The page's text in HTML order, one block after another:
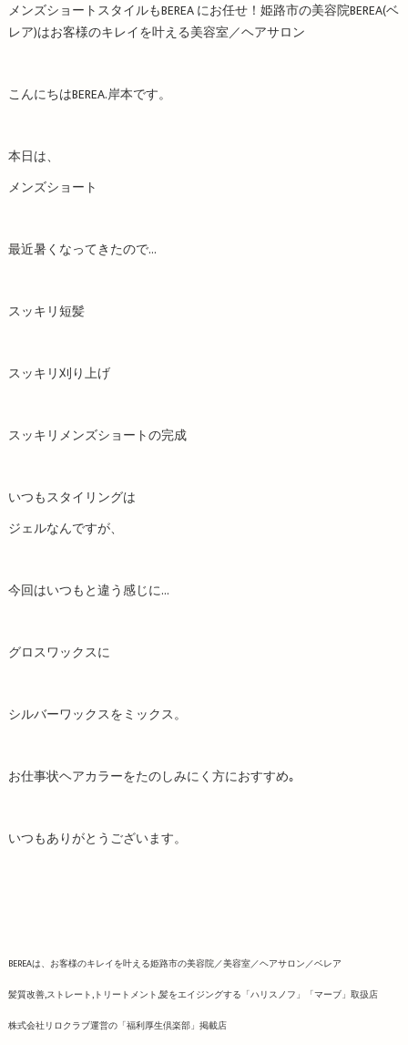
メンズショートスタイルもBEREA にお任せ！姫路市の美容院BEREA(ベ
レア)はお客様のキレイを叶える美容室／ヘアサロン
こんにちはBEREA.岸本です。
本日は、
メンズショート
最近暑くなってきたので…
スッキリ短髪
スッキリ刈り上げ
スッキリメンズショートの完成
いつもスタイリングは
ジェルなんですが、
今回はいつもと違う感じに…
グロスワックスに
シルバーワックスをミックス。
お仕事状ヘアカラーをたのしみにく方におすすめ｡
いつもありがとうございます。
BEREAは、お客様のキレイを叶える姫路市の美容院／美容室／ヘアサロン／ベレア
髪質改善,ストレート,トリートメント,髪をエイジングする「ハリスノフ」「マーブ」取扱店
株式会社リロクラブ運営の「福利厚生倶楽部」掲載店